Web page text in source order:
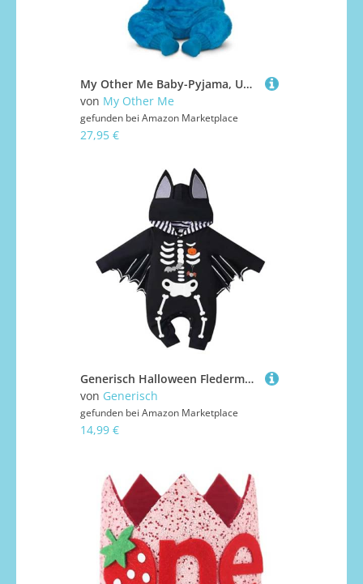
My Other Me Baby-Pyjama, Unisex, mit Anzug und Mütze, blau, Größe 7-12 Monate. Wählen Sie die Süße für die Kleinsten im Haus
von My Other Me
gefunden bei Amazon Marketplace
27,95 €
Generisch Halloween Fledermaus Baby Kostüm Langärmliger Strampler Mit Angearbeiteter Ohren Mütze Weicher Bequemer Jumpsuit Cosplay Und Karneval
von Generisch
gefunden bei Amazon Marketplace
14,99 €